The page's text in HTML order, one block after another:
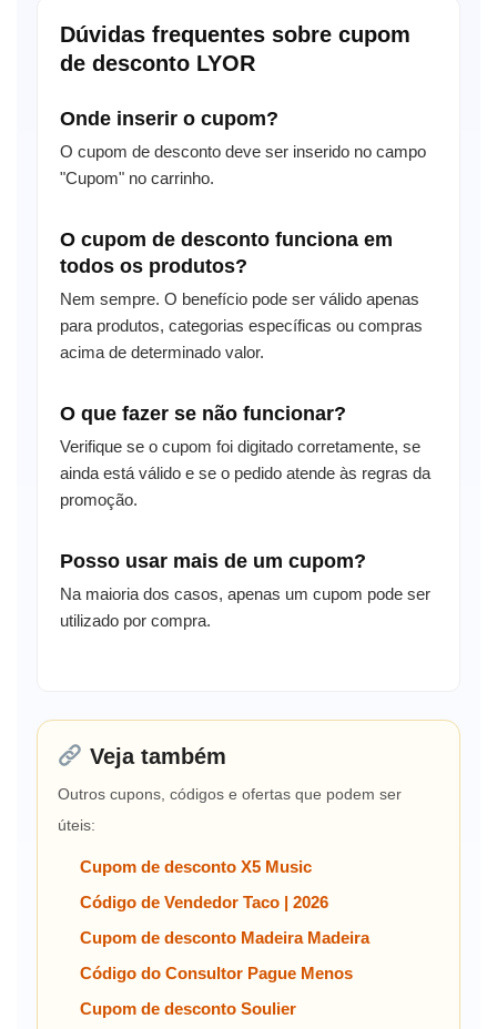
Dúvidas frequentes sobre cupom
de desconto LYOR
Onde inserir o cupom?
O cupom de desconto deve ser inserido no campo
"Cupom" no carrinho.
O cupom de desconto funciona em
todos os produtos?
Nem sempre. O benefício pode ser válido apenas
para produtos, categorias específicas ou compras
acima de determinado valor.
O que fazer se não funcionar?
Verifique se o cupom foi digitado corretamente, se
ainda está válido e se o pedido atende às regras da
promoção.
Posso usar mais de um cupom?
Na maioria dos casos, apenas um cupom pode ser
utilizado por compra.
Veja também
Outros cupons, códigos e ofertas que podem ser
úteis:
Cupom de desconto X5 Music
Código de Vendedor Taco | 2026
Cupom de desconto Madeira Madeira
Código do Consultor Pague Menos
Cupom de desconto Soulier